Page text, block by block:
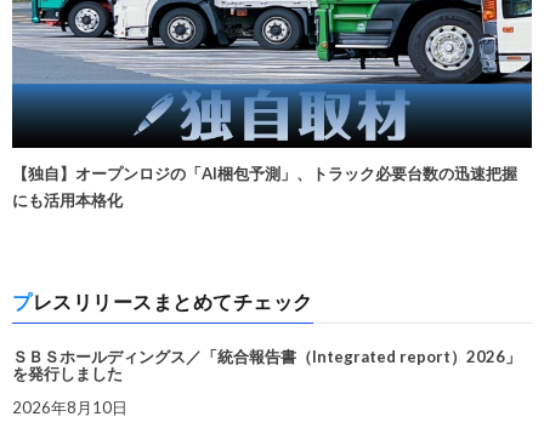
【独自】オープンロジの「AI梱包予測」、トラック必要台数の迅速把握
にも活用本格化
プレスリリースまとめてチェック
ＳＢＳホールディングス／「統合報告書（Integrated report）2026」
を発行しました
2026年8月10日